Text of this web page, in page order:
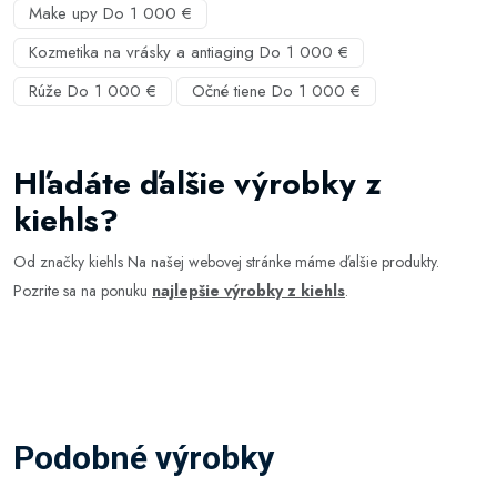
Make upy Do 1 000 €
Kozmetika na vrásky a antiaging Do 1 000 €
Rúže Do 1 000 €
Očné tiene Do 1 000 €
Hľadáte ďalšie výrobky z
kiehls?
Od značky kiehls Na našej webovej stránke máme ďalšie produkty.
Pozrite sa na ponuku najlepšie výrobky z kiehls.
Podobné výrobky